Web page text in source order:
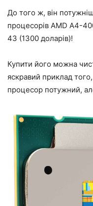
До того ж, він
процесорів AMD A4-
43 (1300 доларів)!
Купити його можна
яскравий приклад
процесор потужний,